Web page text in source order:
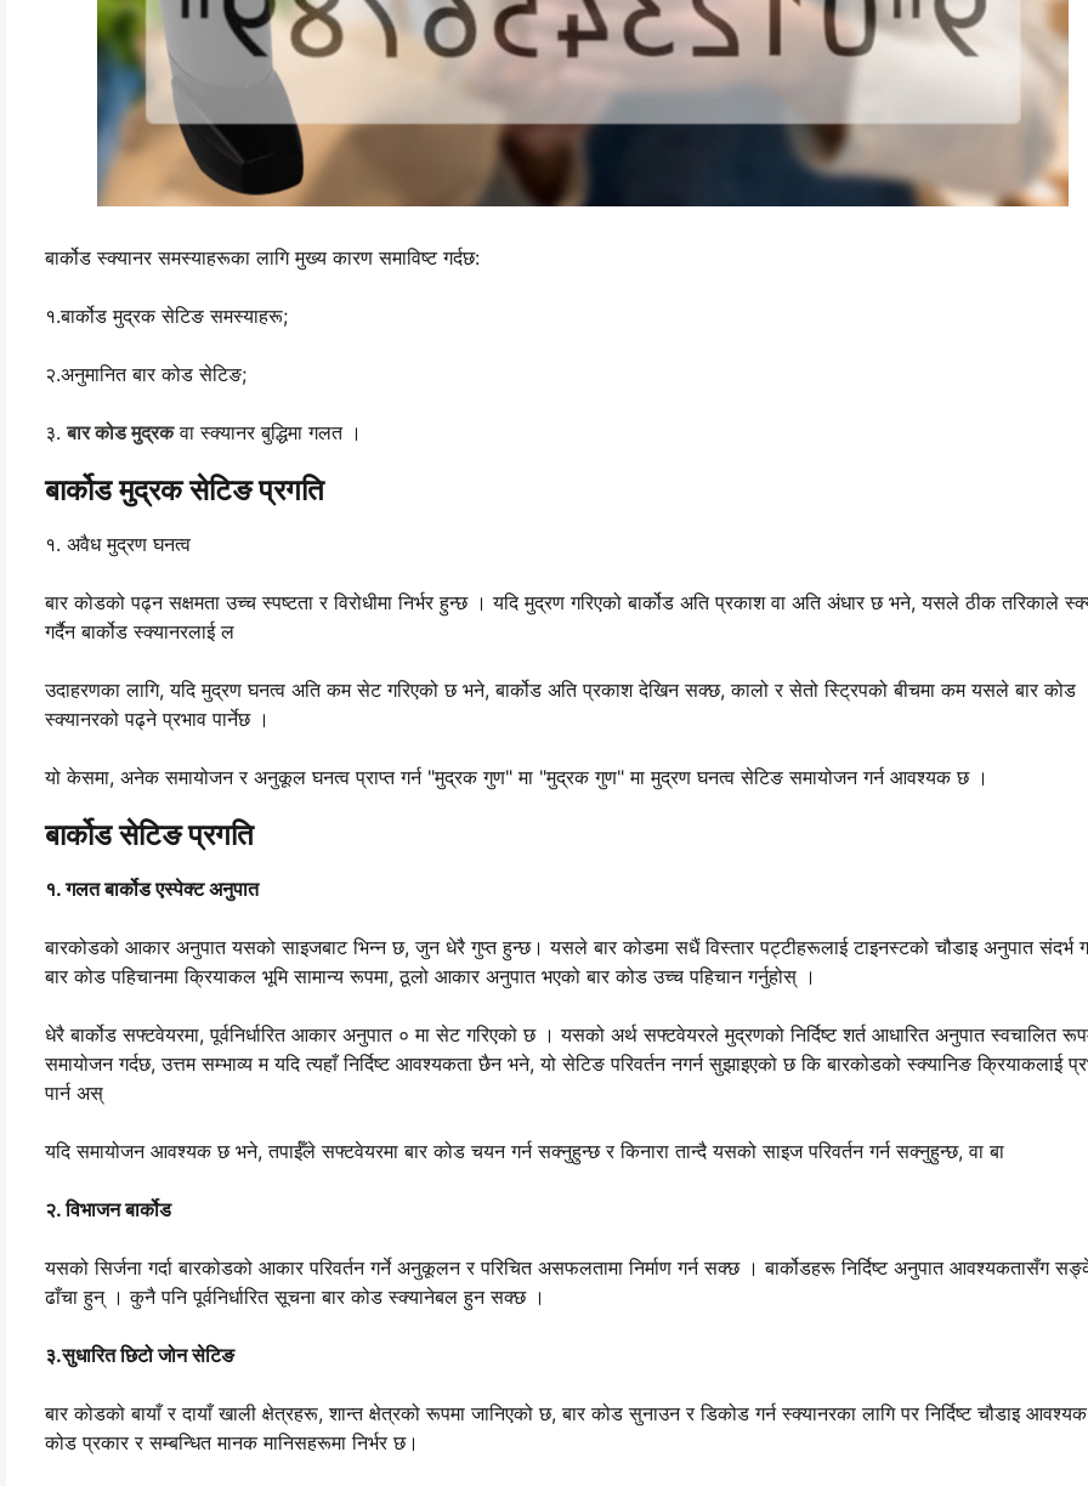
बार्कोड स्क्यानर समस्याहरूका लागि मुख्य कारण समाविष्ट गर्दछ:
१.बार्कोड मुद्रक सेटिङ समस्याहरू;
२.अनुमानित बार कोड सेटिङ;
३.बार कोड मुद्रकवा स्क्यानर बुद्धिमा गलत ।
बार्कोड मुद्रक सेटिङ प्रगति
१. अवैध मुद्रण घनत्व
बार कोडको पढ्न सक्षमता उच्च स्पष्टता र विरोधीमा निर्भर हुन्छ । यदि मुद्रण गरिएको बार्कोड अति प्रकाश वा अति अंधार छ भने, यसले ठीक तरिकाले
गर्दैन बार्कोड स्क्यानरलाई ल
उदाहरणका लागि, यदि मुद्रण घनत्व अति कम सेट गरिएको छ भने, बार्कोड अति प्रकाश देखिन सक्छ, कालो र सेतो स्ट्रिपको बीचमा कम यसले बार कोड
स्क्यानरको पढ्ने प्रभाव पार्नेछ ।
यो केसमा, अनेक समायोजन र अनुकूल घनत्व प्राप्त गर्न "मुद्रक गुण" मा "मुद्रक गुण" मा मुद्रण घनत्व सेटिङ समायोजन गर्न आवश्यक छ ।
बार्कोड सेटिङ प्रगति
१. गलत बार्कोड एस्पेक्ट अनुपात
बारकोडको आकार अनुपात यसको साइजबाट भिन्न छ, जुन धेरै गुप्त हुन्छ। यसले बार कोडमा सधैं विस्तार पट्टीहरूलाई टाइनस्टको चौडाइ अनुपात संदर्भ
बार कोड पहिचानमा क्रियाकल भूमि सामान्य रूपमा, ठूलो आकार अनुपात भएको बार कोड उच्च पहिचान गर्नुहोस् ।
धेरै बार्कोड सफ्टवेयरमा, पूर्वनिर्धारित आकार अनुपात ० मा सेट गरिएको छ । यसको अर्थ सफ्टवेयरले मुद्रणको निर्दिष्ट शर्त आधारित अनुपात स्वचालित
समायोजन गर्दछ, उत्तम सम्भाव्य म यदि त्यहाँ निर्दिष्ट आवश्यकता छैन भने, यो सेटिङ परिवर्तन नगर्न सुझाइएको छ कि बारकोडको स्क्यानिङ क्रियाकलाई
पार्न अस्
यदि समायोजन आवश्यक छ भने, तपाईँले सफ्टवेयरमा बार कोड चयन गर्न सक्नुहुन्छ र किनारा तान्दै यसको साइज परिवर्तन गर्न सक्नुहुन्छ, वा बा
२. विभाजन बार्कोड
यसको सिर्जना गर्दा बारकोडको आकार परिवर्तन गर्ने अनुकूलन र परिचित असफलतामा निर्माण गर्न सक्छ । बार्कोडहरू निर्दिष्ट अनुपात आवश्यकतासँग
ढाँचा हुन् । कुनै पनि पूर्वनिर्धारित सूचना बार कोड स्क्यानेबल हुन सक्छ ।
३.सुधारित छिटो जोन सेटिङ
बार कोडको बायाँ र दायाँ खाली क्षेत्रहरू, शान्त क्षेत्रको रूपमा जानिएको छ, बार कोड सुनाउन र डिकोड गर्न स्क्यानरका लागि पर निर्दिष्ट चौडाइ
कोड प्रकार र सम्बन्धित मानक मानिसहरूमा निर्भर छ।